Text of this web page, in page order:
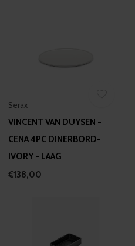
Serax
VINCENT VAN DUYSEN -
CENA 4PC DINERBORD-
IVORY - LAAG
€138,00